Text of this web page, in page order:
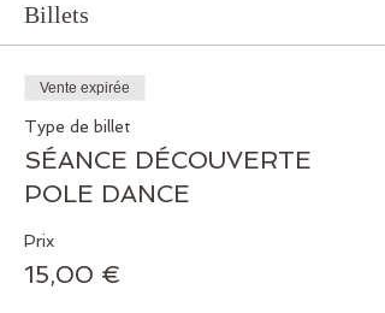
Billets
Vente expirée
Type de billet
SÉANCE DÉCOUVERTE
POLE DANCE
Prix
15,00 €